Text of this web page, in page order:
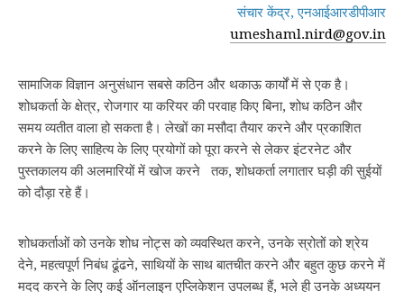
संचार केंद्र, एनआईआरडीपीआर
umeshaml.nird@gov.in
सामाजिक विज्ञान अनुसंधान सबसे कठिन और थकाऊ कार्यों में से एक है।
शोधकर्ता के क्षेत्र, रोजगार या करियर की परवाह किए बिना, शोध कठिन और
समय व्‍यतीत वाला हो सकता है। लेखों का मसौदा तैयार करने और प्रकाशित
करने के लिए साहित्य के लिए प्रयोगों को पूरा करने से लेकर इंटरनेट और
पुस्तकालय की अलमारियों में खोज करने तक, शोधकर्ता लगातार घड़ी की सुईयों
को दौड़ा रहे हैं।
शोधकर्ताओं को उनके शोध नोट्स को व्यवस्थित करने, उनके स्रोतों को श्रेय
देने, महत्वपूर्ण निबंध ढूंढने, साथियों के साथ बातचीत करने और बहुत कुछ करने में
मदद करने के लिए कई ऑनलाइन एप्लिकेशन उपलब्‍ध हैं, भले ही उनके अध्ययन